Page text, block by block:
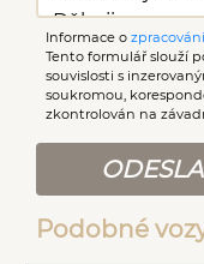
Informace o
Tento formulář slouží
souvislosti s
soukromou,
zkontrolován na
Podobné